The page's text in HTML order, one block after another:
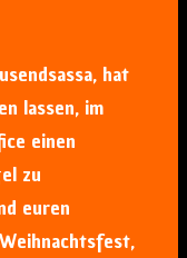
hat
lassen, im
einen
zu
euren